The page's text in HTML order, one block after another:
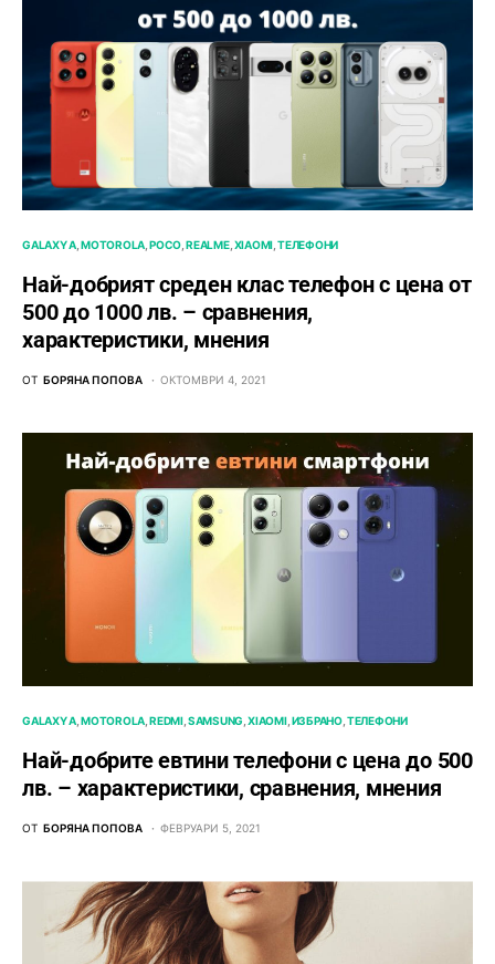
GALAXY A MOTOROLA POCO REALME XIAOMI ТЕЛЕФОНИ
Най-добрият среден клас телефон с цена от
500 до 1000 лв. – сравнения,
характеристики, мнения
ОТ БОРЯНА ПОПОВА ОКТОМВРИ 4, 2021
GALAXY A MOTOROLA REDMI SAMSUNG XIAOMI ИЗБРАНО ТЕЛЕФОНИ
Най-добрите евтини телефони с ценa до 500
лв. – характeристики, сравнения, мнения
ОТ БОРЯНА ПОПОВА ФЕВРУАРИ 5, 2021